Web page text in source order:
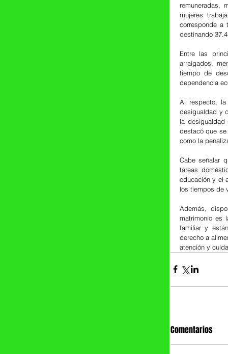
remuneradas,
mujeres
corresponde a
destinando
Entre las
arraigados,
tiempo de
dependencia
Al respecto, la
desigualdad y
la desigualdad
destacó que
como la
Cabe señalar
tareas
educación y el
los tiempos de
Además,
matrimonio es
familiar y
derecho a
atención y
Comentarios